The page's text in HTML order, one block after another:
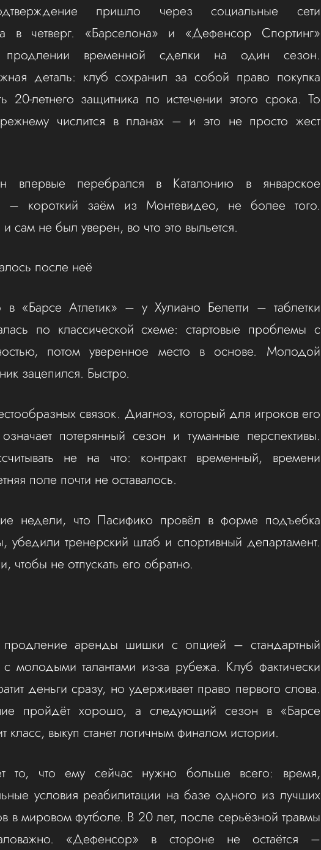
пришло через социальные сети
в четверг. «Барселона» и «Дефенсор Спортинг»
продлении временной сделки на один сезон.
деталь: клуб сохранил за собой право покупка
20-летнего защитника по истечении этого срока. То
числится в планах – и это не просто жест
впервые перебрался в Каталонию в январское
– короткий заём из Монтевидео, не более того.
и сам не был уверен, во что это выльется.
после неё
«Барсе Атлетик» – у Хулиано Белетти – таблетки
по классической схеме: стартовые проблемы с
потом уверенное место в основе. Молодой
зацепился. Быстро.
связок. Диагноз, который для игроков его
потерянный сезон и туманные перспективы.
не на что: контракт временный, времени
поле почти не оставалось.
недели, что Пасифико провёл в форме подъебка
убедили тренерский штаб и спортивный департамент.
чтобы не отпускать его обратно.
аренды шишки с опцией – стандартный
с молодыми талантами из-за рубежа. Клуб фактически
деньги сразу, но удерживает право первого слова.
пройдёт хорошо, а следующий сезон в «Барсе
класс, выкуп станет логичным финалом истории.
то, что ему сейчас нужно больше всего: время,
условия реабилитации на базе одного из лучших
в мировом футболе. В 20 лет, после серьёзной травмы
«Дефенсор» в стороне не остаётся –